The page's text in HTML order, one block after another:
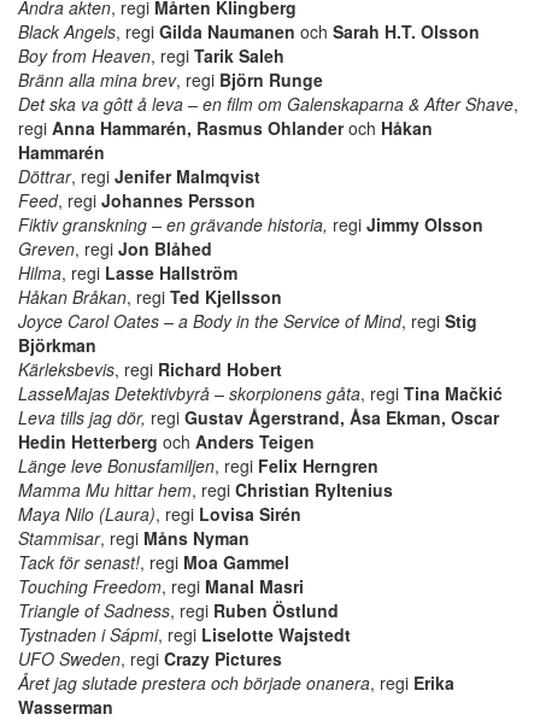
Andra akten, regi Mårten Klingberg
Black Angels, regi Gilda Naumanen och Sarah H.T. Olsson
Boy from Heaven, regi Tarik Saleh
Bränn alla mina brev, regi Björn Runge
Det ska va gôtt å leva – en film om Galenskaparna & After Shave,
regi Anna Hammarén, Rasmus Ohlanderoch Håkan
Hammarén
Döttrar, regi Jenifer Malmqvist
Feed, regi Johannes Persson
Fiktiv granskning – en grävande historia, regi Jimmy Olsson
Greven, regi Jon Blåhed
Hilma, regi Lasse Hallström
Håkan Bråkan, regi Ted Kjellsson
Joyce Carol Oates – a Body in the Service of Mind, regi Stig
Björkman
Kärleksbevis, regi Richard Hobert
LasseMajas Detektivbyrå – skorpionens gåta, regi Tina Mačkić
Leva tills jag dör, regi Gustav Ågerstrand, Åsa Ekman, Oscar
Hedin Hetterberg och Anders Teigen
Länge leve Bonusfamiljen, regi Felix Herngren
Mamma Mu hittar hem, regi Christian Ryltenius
Maya Nilo (Laura), regi Lovisa Sirén
Stammisar, regi Måns Nyman
Tack för senast!, regi Moa Gammel
Touching Freedom, regi Manal Masri
Triangle of Sadness, regi Ruben Östlund
Tystnaden i Sápmi, regi Liselotte Wajstedt
UFO Sweden, regi Crazy Pictures
Året jag slutade prestera och började onanera, regi Erika
Wasserman